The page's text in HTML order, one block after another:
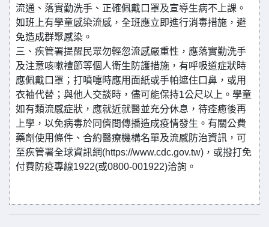
流通、落實勤洗手、正確佩戴口罩及宣導生病不上課。
如班上有學童感染流感，全班應立即進行消毒措施，避
免造成群聚感染。
三、疾管署提醒民眾勿輕忽流感嚴重性，應落實勤洗手
及注意咳嗽禮節等個人衛生防護措施，有呼吸道症狀時
應佩戴口罩；打噴嚏時應用面紙或手帕遮住口鼻，或用
衣袖代替；與他人交談時，儘可能保持1公尺以上。學童
如有類流感症狀，應就近就醫並充分休息，待痊癒後再
上學，以免病毒於同儕間傳播造成疫情發生。有關公費
藥劑使用條件、合約醫療機構名單及流感防治資訊，可
至疾管署全球資訊網(https://www.cdc.gov.tw)，或撥打免
付費防疫專線1922(或0800-001922)洽詢。